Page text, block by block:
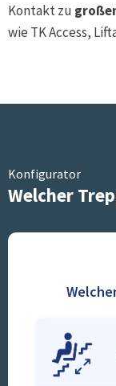
Kontakt zu
wie TK Access,
Konfigurator
Welcher